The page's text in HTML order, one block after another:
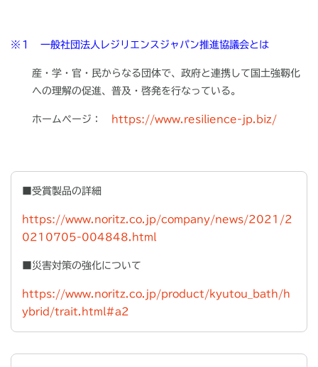
※１ 一般社団法人レジリエンスジャパン推進協議会とは
産・学・官・民からなる団体で、政府と連携して国土強靱化
への理解の促進、普及・啓発を行なっている。
ホームページ： https://www.resilience-jp.biz/
■受賞製品の詳細
https://www.noritz.co.jp/company/news/2021/2
0210705-004848.html
■災害対策の強化について
https://www.noritz.co.jp/product/kyutou_bath/h
ybrid/trait.html#a2